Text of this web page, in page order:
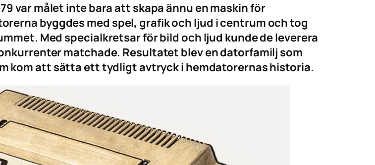
var målet inte bara att skapa ännu en maskin för
byggdes med spel, grafik och ljud i centrum och tog
Med specialkretsar för bild och ljud kunde de leverera
matchade. Resultatet blev en datorfamilj som
kom att sätta ett tydligt avtryck i hemdatorernas historia.